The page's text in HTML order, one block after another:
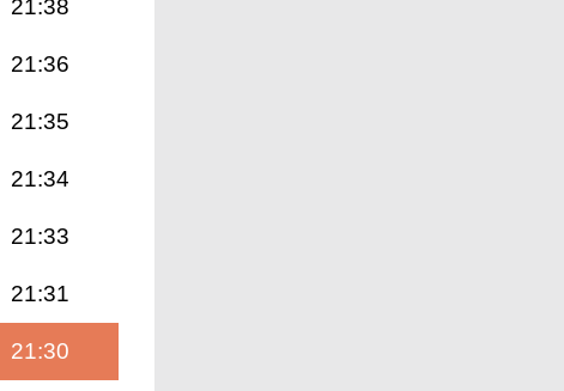
21:38
21:36
21:35
21:34
21:33
21:31
21:30